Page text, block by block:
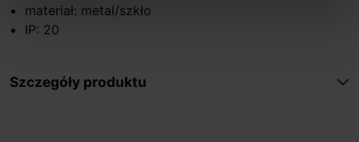
materiał: metal/szkło
IP: 20
Szczegóły produktu